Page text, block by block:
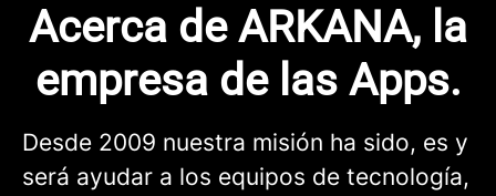
Acerca de ARKANA, la
empresa de las Apps.
Desde 2009 nuestra misión ha sido, es y
será ayudar a los equipos de tecnología,